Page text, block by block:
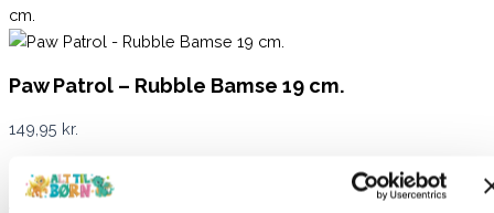
cm.
Paw Patrol – Rubble Bamse 19 cm.
149,95 kr.
Ikke på lager